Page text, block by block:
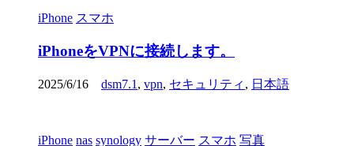
iPhone スマホ
iPhoneをVPNに接続します。
2025/6/16 dsm7.1 , vpn, セキュリティ , 日本語
iPhone nas synology サーバー スマホ 写真